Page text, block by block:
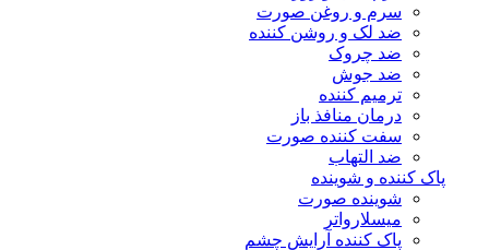
سرم و روغن صورت
ضد لک و روشن کننده
ضد چروک
ضد جوش
ترمیم کننده
درمان منافذ باز
سفت کننده صورت
ضد التهاب
پاک کننده و شوینده
شوینده صورت
میسلارواتر
پاک کننده آرایش چشم